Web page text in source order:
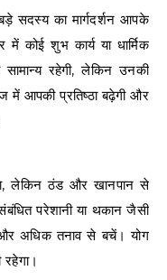
सदस्य का मार्गदर्शन आपके
कोई शुभ कार्य या धार्मिक
रहेगी, लेकिन उनकी
में आपकी प्रतिष्ठा बढ़ेगी और
लेकिन ठंड और खानपान से
परेशानी या थकान जैसी
अधिक तनाव से बचें। योग